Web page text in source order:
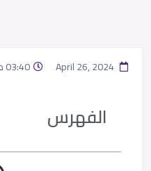
03:40 دقيقة
الفهرس